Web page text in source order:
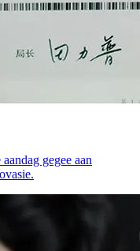
gegee aan